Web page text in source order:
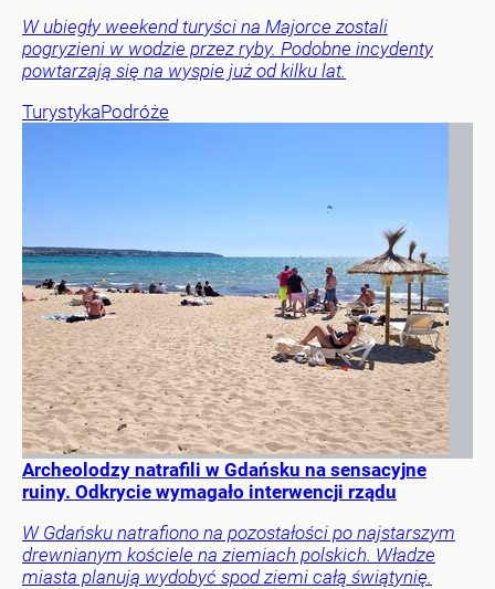
W ubiegły weekend turyści na Majorce zostali
pogryzieni w wodzie przez ryby. Podobne incydenty
powtarzają się na wyspie już od kilku lat.
TurystykaPodróże
Archeolodzy natrafili w Gdańsku na sensacyjne
ruiny. Odkrycie wymagało interwencji rządu
W Gdańsku natrafiono na pozostałości po najstarszym
drewnianym kościele na ziemiach polskich. Władze
miasta planują wydobyć spod ziemi całą świątynię.